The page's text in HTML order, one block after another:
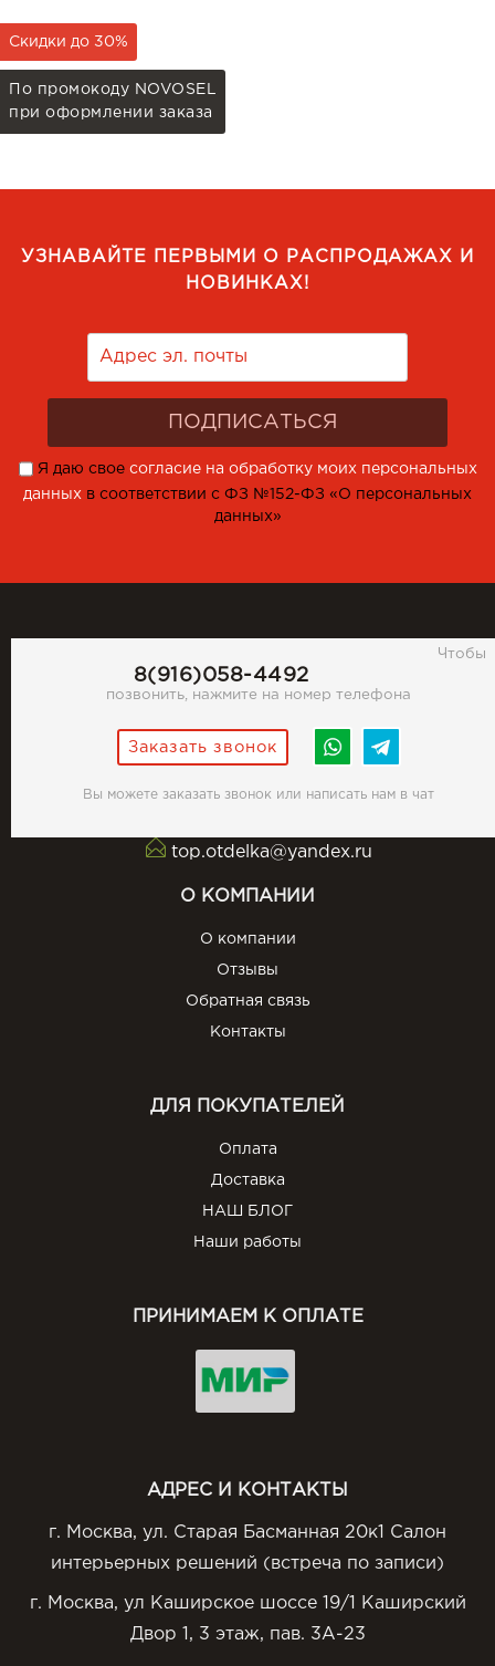
Скидки до 30%
По промокоду NOVOSEL
при оформлении заказа
УЗНАВАЙТЕ ПЕРВЫМИ О РАСПРОДАЖАХ И
НОВИНКАХ!
Я даю свое согласие на обработку моих персональных
данных в соответствии с ФЗ №152-ФЗ «О персональных
данных»
8(916)058-4492
Чтобы
позвонить, нажмите на номер телефона
Заказать звонок
Вы можете заказать звонок или написать нам в чат
top.otdelka@yandex.ru
О КОМПАНИИ
О компании
Отзывы
Обратная связь
Контакты
ДЛЯ ПОКУПАТЕЛЕЙ
Оплата
Доставка
НАШ БЛОГ
Наши работы
ПРИНИМАЕМ К ОПЛАТЕ
АДРЕС И КОНТАКТЫ
г. Москва, ул. Старая Басманная 20к1 Салон
интерьерных решений (встреча по записи)
г. Москва, ул Каширское шоссе 19/1 Каширский
Двор 1, 3 этаж, пав. 3А-23